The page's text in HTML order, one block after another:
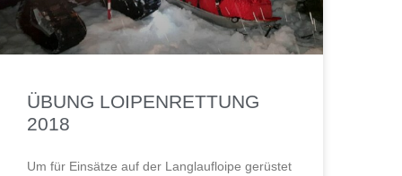
ÜBUNG LOIPENRETTUNG
2018
Um für Einsätze auf der Langlaufloipe gerüstet